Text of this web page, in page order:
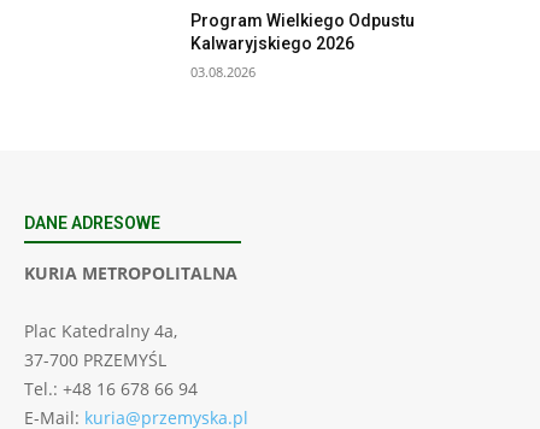
Program Wielkiego Odpustu
Kalwaryjskiego 2026
03.08.2026
DANE ADRESOWE
KURIA METROPOLITALNA
Plac Katedralny 4a,
37-700 PRZEMYŚL
Tel.: +48 16 678 66 94
E-Mail: kuria@przemyska.pl